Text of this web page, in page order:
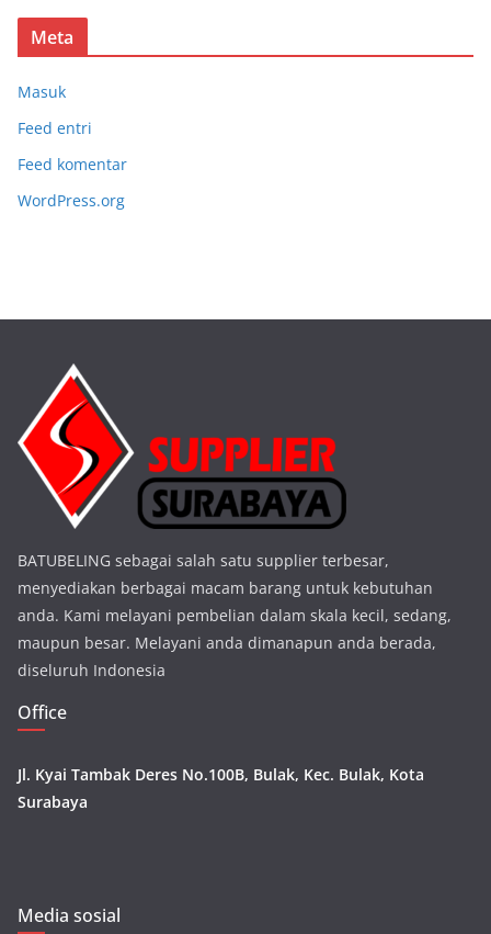
Meta
Masuk
Feed entri
Feed komentar
WordPress.org
BATUBELING sebagai salah satu supplier terbesar,
menyediakan berbagai macam barang untuk kebutuhan
anda. Kami melayani pembelian dalam skala kecil, sedang,
maupun besar. Melayani anda dimanapun anda berada,
diseluruh Indonesia
Office
Jl. Kyai Tambak Deres No.100B, Bulak, Kec. Bulak, Kota
Surabaya
Media sosial